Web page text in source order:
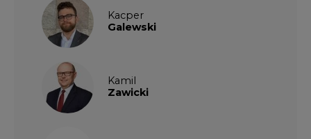
Kacper
Galewski
Kamil
Zawicki